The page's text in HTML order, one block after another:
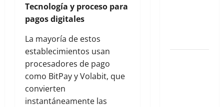
Tecnología y proceso para
pagos digitales
La mayoría de estos
establecimientos usan
procesadores de pago
como BitPay y Volabit, que
convierten
instantáneamente las